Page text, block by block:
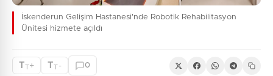
İskenderun Gelişim Hastanesi'nde Robotik Rehabilitasyon
Ünitesi hizmete açıldı
TT+ TT - 0